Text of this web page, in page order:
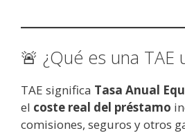
🚨 ¿Qué es una TAE
TAE significa Tasa Anual
el coste real del préstamo
comisiones, seguros y otros